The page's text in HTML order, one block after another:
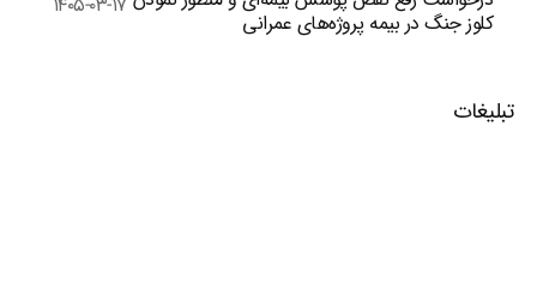
کلوز جنگ در بیمه پروژه‌های عمرانی
تبلیغات